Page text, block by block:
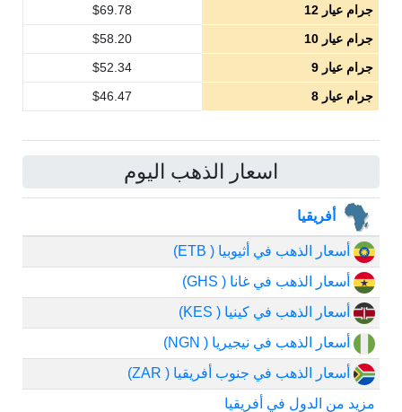
جرام عيار 12
$69.78
جرام عيار 10
$58.20
جرام عيار 9
$52.34
جرام عيار 8
$46.47
اسعار الذهب اليوم
أفريقيا
أسعار الذهب في أثيوبيا ( ETB)
أسعار الذهب في غانا ( GHS)
أسعار الذهب في كينيا ( KES)
أسعار الذهب في نيجيريا ( NGN)
أسعار الذهب في جنوب أفريقيا ( ZAR)
مزيد من الدول في أفريقيا